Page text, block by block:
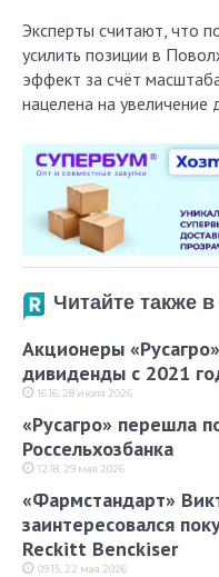
Эксперты считают, что
усилить позиции в
эффект за счёт
нацелена на увеличение
Читайте также
Акционеры
дивиденды с 2021
16:16, 28 июля 2026
«Русагро» перешла
Россельхозбанка
12:18, 29 мая 2026
«Фармстандарт»
заинтересовался
Reckitt Benckiser
09:15, 22 мая 2026